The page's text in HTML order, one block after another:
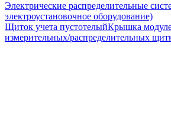
Электрические распределительные
электроустановочное оборудование)
Щиток учета пустотелыйКрышка
измерительных/распределительных